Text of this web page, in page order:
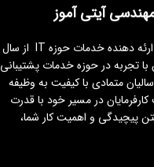
آیتی آموز
گروه فنی و مهندسی ایتی اموز ارئه دهنده خدمات حوزه IT از سال
با تجربه در حوزه خدمات پشتیبانی
متمادی با کیفیت به وظیفه
در مسیر خود با قدرت
پیچیدگی و اهمیت کار شما،